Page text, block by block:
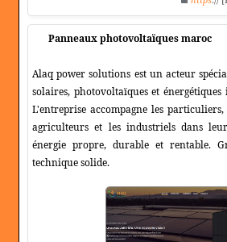
Panneaux photovoltaïques maroc
Alaq power solutions est un acteur
solaires, photovoltaïques et
L'entreprise accompagne les particuliers,
agriculteurs et les industriels dans
énergie propre, durable et rentable.
technique solide.